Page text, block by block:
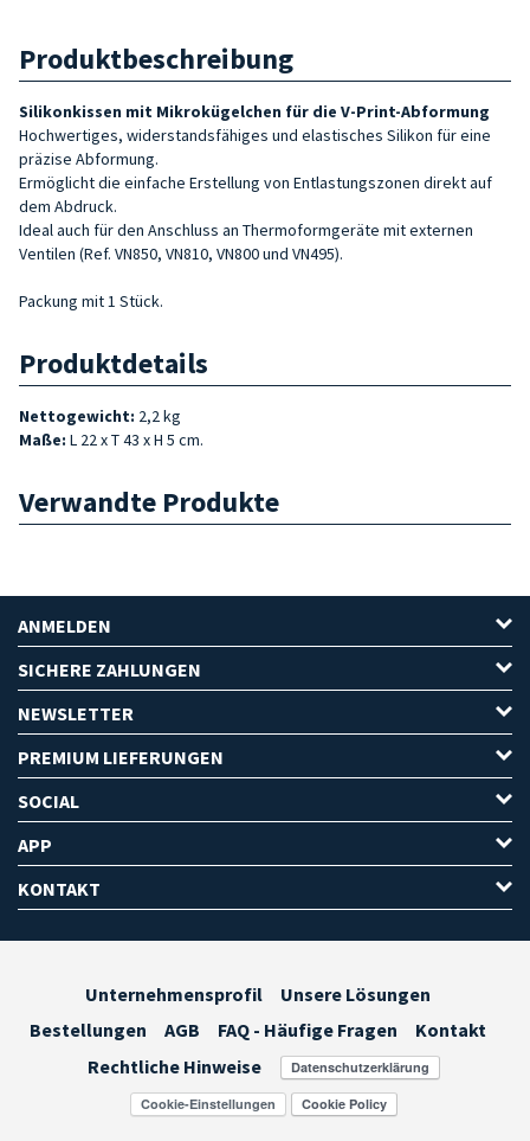
Produktbeschreibung
Silikonkissen mit Mikrokügelchen für die V-Print-Abformung
Hochwertiges, widerstandsfähiges und elastisches Silikon für eine
präzise Abformung.
Ermöglicht die einfache Erstellung von Entlastungszonen direkt auf
dem Abdruck.
Ideal auch für den Anschluss an Thermoformgeräte mit externen
Ventilen (Ref. VN850, VN810, VN800 und VN495).
Packung mit 1 Stück.
Produktdetails
Nettogewicht: 2,2 kg
Maße: L 22 x T 43 x H 5 cm.
Verwandte Produkte
ANMELDEN
SICHERE ZAHLUNGEN
NEWSLETTER
PREMIUM LIEFERUNGEN
SOCIAL
APP
KONTAKT
Unternehmensprofil
Unsere Lösungen
Bestellungen
AGB FAQ - Häufige Fragen
Kontakt
Rechtliche Hinweise
Cookie-Einstellungen